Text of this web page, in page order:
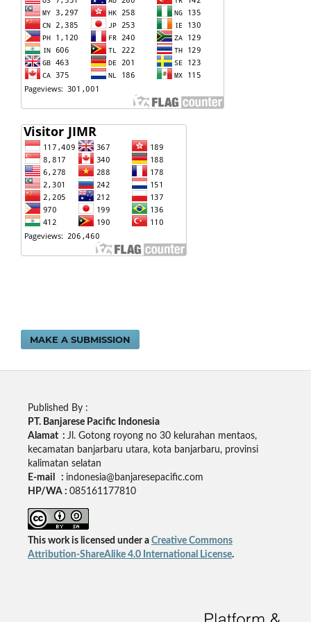
MAKE A SUBMISSION
Published By :
PT. Banjarese Pacific Indonesia
Alamat : Jl. Gotong royong no 30 kelurahan mentaos,
kecamatan banjarbaru utara, kota banjarbaru, provinsi
kalimatan selatan
E-mail : indonesia@banjaresepacific.com
HP/WA : 085161177810
This work is licensed under a Creative Commons
Attribution-ShareAlike 4.0 International License.